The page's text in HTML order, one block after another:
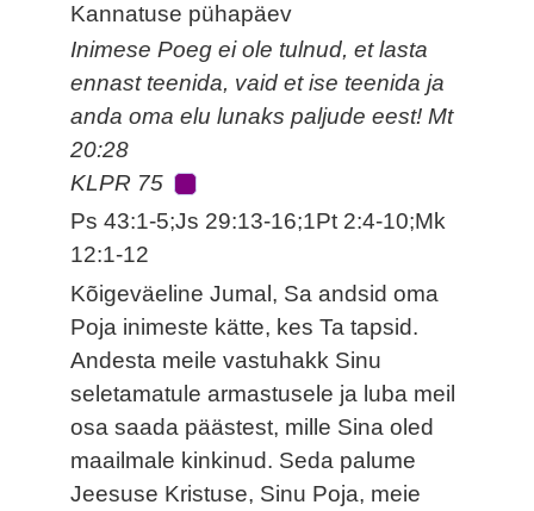
Kannatuse pühapäev
Inimese Poeg ei ole tulnud, et lasta
ennast teenida, vaid et ise teenida ja
anda oma elu lunaks paljude eest! Mt
20:28
KLPR 75
Ps 43:1-5;Js 29:13-16;1Pt 2:4-10;Mk
12:1-12
Kõigeväeline Jumal, Sa andsid oma
Poja inimeste kätte, kes Ta tapsid.
Andesta meile vastuhakk Sinu
seletamatule armastusele ja luba meil
osa saada päästest, mille Sina oled
maailmale kinkinud. Seda palume
Jeesuse Kristuse, Sinu Poja, meie